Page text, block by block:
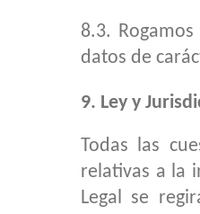
8.3.
datos de
9. Ley y
Todas las
relativas a la
Legal se